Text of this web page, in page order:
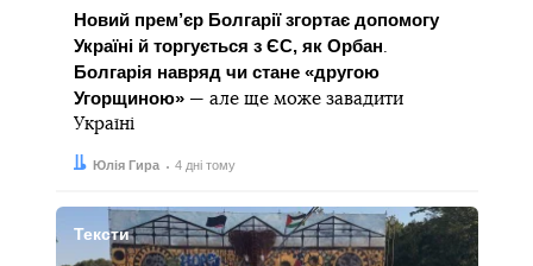
Новий прем’єр Болгарії згортає допомогу
Україні й торгується з ЄС, як Орбан.
Болгарія навряд чи стане «другою
Угорщиною» — але ще може завадити
Україні
Автор:Юлія Гира
Дата: 4 дні тому
Тексти